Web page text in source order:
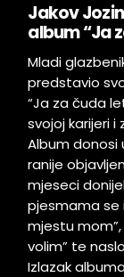
Jakov
album “Ja
Mladi
predstavio
“Ja za čuda
svojoj karijeri
Album donosi
ranije
mjeseci
pjesmama se
mjestu mom”,
volim” te
Izlazak